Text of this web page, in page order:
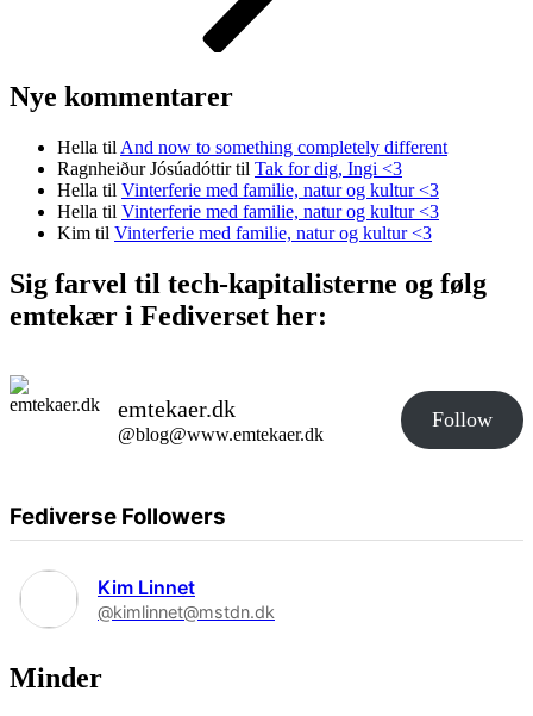
Nye kommentarer
Hella til And now to something completely different
Ragnheiður Jósúadóttirtil Tak for dig, Ingi <3
Hella til Vinterferie med familie, natur og kultur <3
Hella til Vinterferie med familie, natur og kultur <3
Kim til Vinterferie med familie, natur og kultur <3
Sig farvel til tech-kapitalisterne og følg
emtekær i Fediverset her:
emtekaer.dk
@blog@www.emtekaer.dk
Follow
Fediverse Followers
Kim Linnet
@kimlinnet@mstdn.dk
Minder